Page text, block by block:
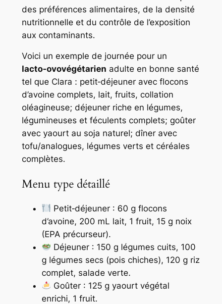
des préférences alimentaires, de la densité
nutritionnelle et du contrôle de l’exposition
aux contaminants.
Voici un exemple de journée pour un
lacto‑ovovégétarien adulte en bonne santé
tel que Clara : petit‑déjeuner avec flocons
d’avoine complets, lait, fruits, collation
oléagineuse; déjeuner riche en légumes,
légumineuses et féculents complets; goûter
avec yaourt au soja naturel; dîner avec
tofu/analogues, légumes verts et céréales
complètes.
Menu type détaillé
Petit‑déjeuner : 60 g flocons
d’avoine, 200 mL lait, 1 fruit, 15 g noix
(EPA précurseur).
Déjeuner : 150 g légumes cuits, 100
g légumes secs (pois chiches), 120 g riz
complet, salade verte.
Goûter : 125 g yaourt végétal
enrichi, 1 fruit.